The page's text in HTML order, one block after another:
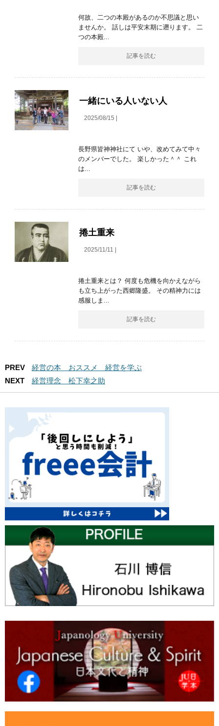
何故、二つの本殿があるのか不思議と思い
ませんか。 話しは平安末期に遡ります。 二
つの本殿...
記事を読む
一緒にいる人いない人
2025/08/15 |
長野県皆神神社にて いや、改めてみて中々
のメンバーでした。 楽しかった＾＾ これ
は...
記事を読む
捲土重来
2025/11/11 |
捲土重来とは？ 何度も危機を向かえながら
も立ち上がった西郷隆盛。 その精神力には
感服しま...
記事を読む
PREV
経営の本 おススメ 経営を学ぶ
NEXT
経営理念 松下幸之助